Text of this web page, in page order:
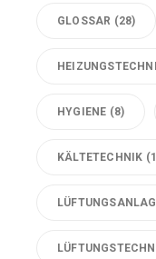
GLOSSAR (28)
HYGIENE (8)
KÄLTETECHNIK